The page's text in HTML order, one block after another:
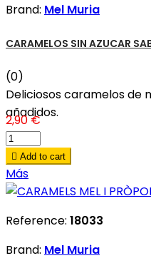
Brand: Mel Muria
CARAMELOS SIN AZUCAR
(0)
Deliciosos caramelos de
añadidos.
2,90 €
 Add to cart
Más
Reference: 18033
Brand: Mel Muria